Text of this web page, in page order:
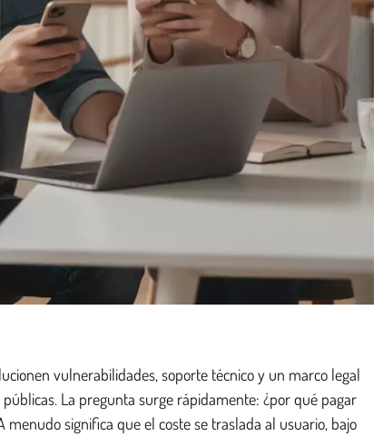
vulnerabilidades, soporte técnico y un marco legal
La pregunta surge rápidamente: ¿por qué pagar
significa que el coste se traslada al usuario, bajo